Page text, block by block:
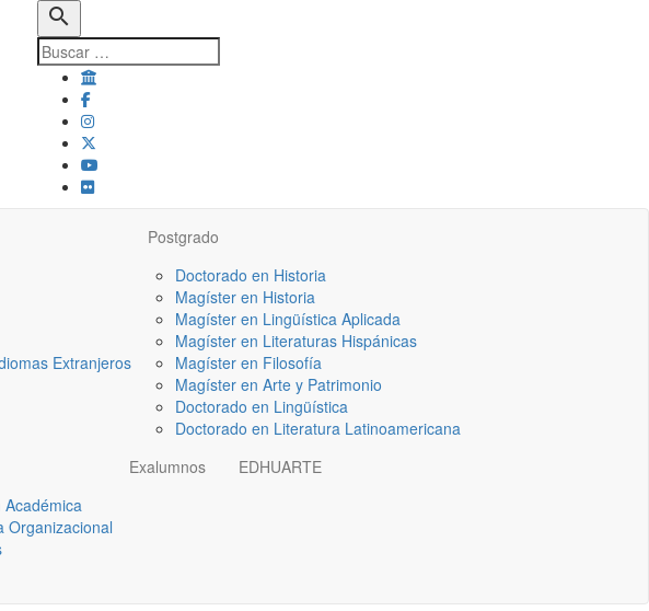
search
Extranjeros
Postgrado
Doctorado en Historia
Magíster en Historia
Magíster en Lingüística Aplicada
Magíster en Literaturas Hispánicas
Magíster en Filosofía
Magíster en Arte y Patrimonio
Doctorado en Lingüística
Doctorado en Literatura Latinoamericana
Académica
Organizacional
Exalumnos EDHUARTE